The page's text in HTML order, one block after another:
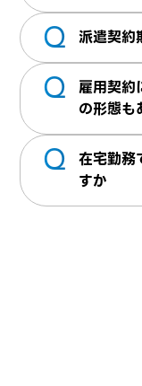
業務に必
います。
がござい
ーズに業
身が就業
前に営業
Q 派遣契約
派遣期間
貴社と当
もし、契
遣に該当
を締結させ
Q
雇用契約
の形態も
人材派遣
人材紹介
ります。
Q
在宅勤務
すか